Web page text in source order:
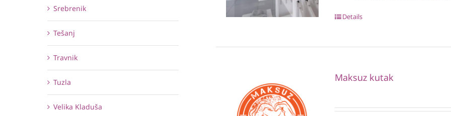
Details
Maksuz kutak
Srebrenik
Tešanj
Travnik
Tuzla
Velika Kladuša